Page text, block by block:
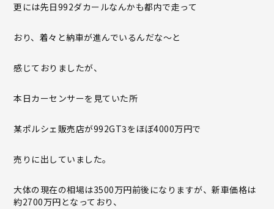
更には先日992ダカールなんかも都内で走って
おり、着々と納車が進んでいるんだな〜と
感じておりましたが、
本日カーセンサーを見ていた所
某ポルシェ販売店が992GT3をほぼ4000万円で
売りに出していました。
大体の現在の相場は3500万円前後になりますが、新車価格は
約2700万円となっており、